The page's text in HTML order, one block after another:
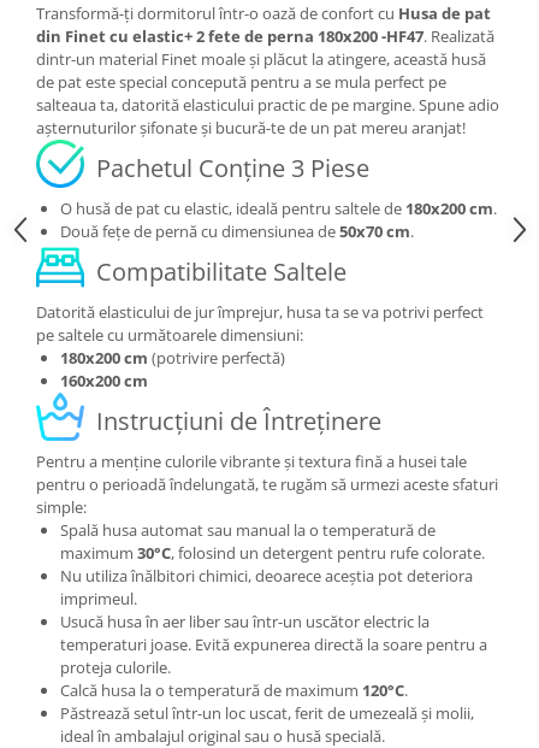
Transformă-ți dormitorul într-o oază de confort cu Husa de pat
din Finet cu elastic+ 2 fete de perna 180x200 -HF47. Realizată
dintr-un material Finet moale și plăcut la atingere, această husă
de pat este special concepută pentru a se mula perfect pe
salteaua ta, datorită elasticului practic de pe margine. Spune adio
așternuturilor șifonate și bucură-te de un pat mereu aranjat!
Pachetul Conține 3 Piese
O husă de pat cu elastic, ideală pentru saltele de 180x200 cm.
Două fețe de pernă cu dimensiunea de50x70 cm.
Compatibilitate Saltele
Datorită elasticului de jur împrejur, husa ta se va potrivi perfect
pe saltele cu următoarele dimensiuni:
180x200 cm (potrivire perfectă)
160x200 cm
Instrucțiuni de Întreținere
Pentru a menține culorile vibrante și textura fină a husei tale
pentru o perioadă îndelungată, te rugăm să urmezi aceste sfaturi
simple:
Spală husa automat sau manual la o temperatură de
maximum 30°C, folosind un detergent pentru rufe colorate.
Nu utiliza înălbitori chimici, deoarece aceștia pot deteriora
imprimeul.
Usucă husa în aer liber sau într-un uscător electric la
temperaturi joase. Evită expunerea directă la soare pentru a
proteja culorile.
Calcă husa la o temperatură de maximum 120°C.
Păstrează setul într-un loc uscat, ferit de umezeală și molii,
ideal în ambalajul original sau o husă specială.